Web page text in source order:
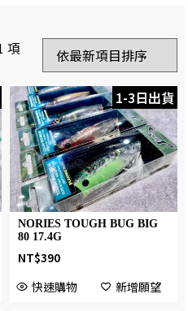
項
1-3日出貨
NORIES TOUGH BUG BIG
80 17.4G
NT$390
快速購物
新增願望